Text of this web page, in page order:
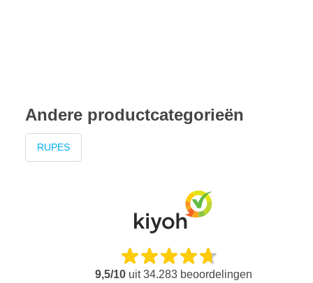
Andere productcategorieën
RUPES
9,5/10uit34.283beoordelingen